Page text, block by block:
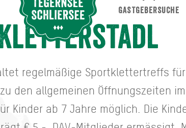
regelmäßige Sportklettertreffs
den allgemeinen Öffnungszeiten
Kinder ab 7 Jahre möglich. Die
GASTGEBERSUCHE